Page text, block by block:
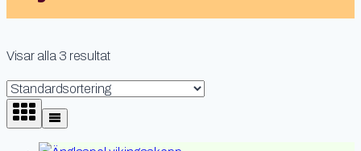
Visar alla 3 resultat